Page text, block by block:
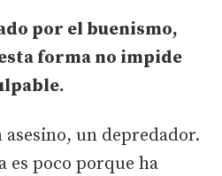
por el buenismo,
forma no impide
asesino, un depredador.
es poco porque ha